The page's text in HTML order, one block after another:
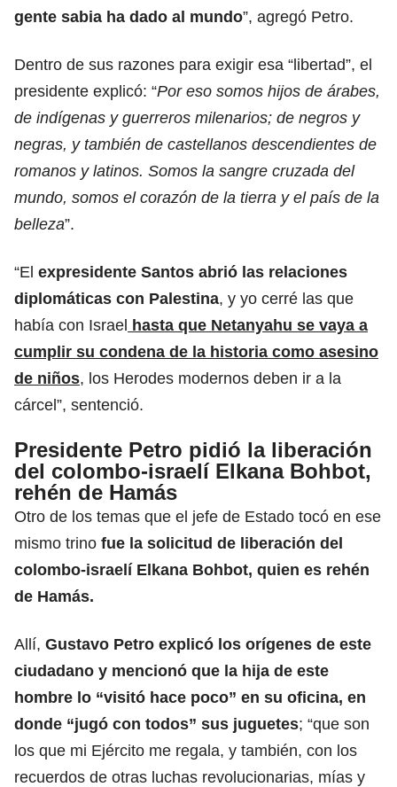
gente sabia ha dado al mundo”, agregó Petro.
Dentro de sus razones para exigir esa “libertad”, el
presidente explicó: “Por eso somos hijos de árabes,
de indígenas y guerreros milenarios; de negros y
negras, y también de castellanos descendientes de
romanos y latinos. Somos la sangre cruzada del
mundo, somos el corazón de la tierra y el país de la
belleza”.
“El expresidente Santos abrió las relaciones
diplomáticas con Palestina, y yo cerré las que
había con Israel hasta que Netanyahu se vaya a
cumplir su condena de la historia como asesino
de niños, los Herodes modernos deben ir a la
cárcel”, sentenció.
Presidente Petro pidió la liberación
del colombo-israelí Elkana Bohbot,
rehén de Hamás
Otro de los temas que el jefe de Estado tocó en ese
mismo trino fue la solicitud de liberación del
colombo-israelí Elkana Bohbot, quien es rehén
de Hamás.
Allí, Gustavo Petro explicó los orígenes de este
ciudadano y mencionó que la hija de este
hombre lo “visitó hace poco” en su oficina, en
donde “jugó con todos” sus juguetes; “que son
los que mi Ejército me regala, y también, con los
recuerdos de otras luchas revolucionarias, mías y